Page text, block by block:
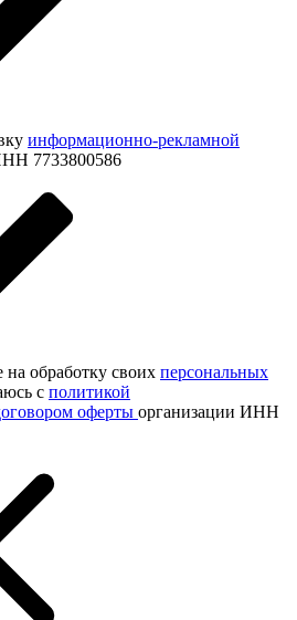
информационно-рекламной
7733800586
на обработку своих персональных
с политикой
оферты организации ИНН